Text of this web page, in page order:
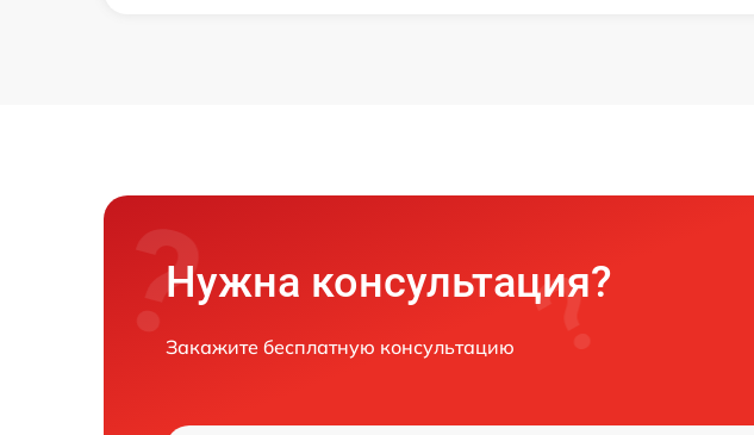
Нужна консультация?
Закажите бесплатную консультацию